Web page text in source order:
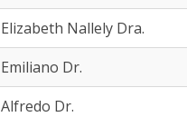
Elizabeth Nallely Dra.
Emiliano Dr.
Alfredo Dr.